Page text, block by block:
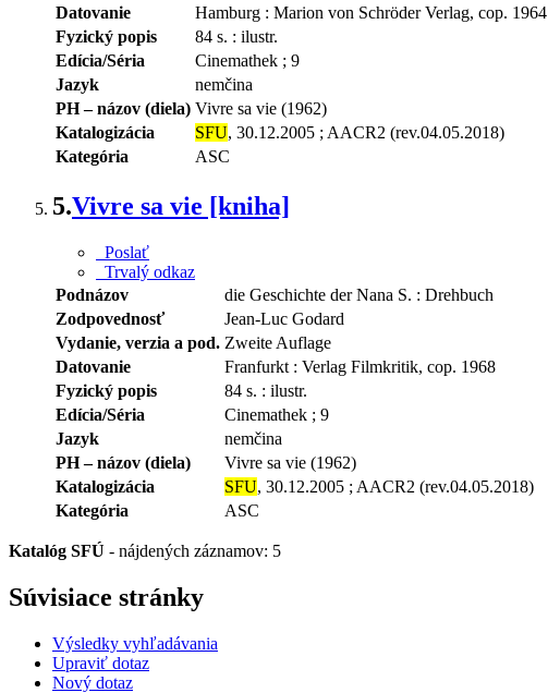
Datovanie
Hamburg : Marion von Schröder Verlag, cop. 1964
Fyzický popis
84 s. : ilustr.
Edícia/Séria
Cinemathek ; 9
Jazyk
nemčina
PH – názov (diela) Vivre sa vie (1962)
Katalogizácia
SFU, 30.12.2005 ; AACR2 (rev.04.05.2018)
Kategória
ASC
5.Vivre sa vie [kniha]
Poslať
Trvalý odkaz
Podnázov
die Geschichte der Nana S. : Drehbuch
Zodpovednosť
Jean-Luc Godard
Vydanie, verzia a pod. Zweite Auflage
Datovanie
Franfurkt : Verlag Filmkritik, cop. 1968
Fyzický popis
84 s. : ilustr.
Edícia/Séria
Cinemathek ; 9
Jazyk
nemčina
PH – názov (diela)
Vivre sa vie (1962)
Katalogizácia
SFU, 30.12.2005 ; AACR2 (rev.04.05.2018)
Kategória
ASC
Katalóg SFÚ - nájdených záznamov: 5
Súvisiace stránky
Výsledky vyhľadávania
Upraviť dotaz
Nový dotaz